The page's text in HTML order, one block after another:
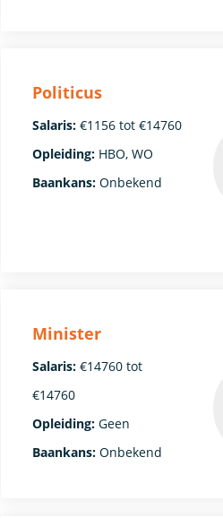
Politicus
Salaris: €1156 tot €14760
Opleiding: HBO, WO
Baankans: Onbekend
Minister
Salaris: €14760 tot
€14760
Opleiding: Geen
Baankans: Onbekend